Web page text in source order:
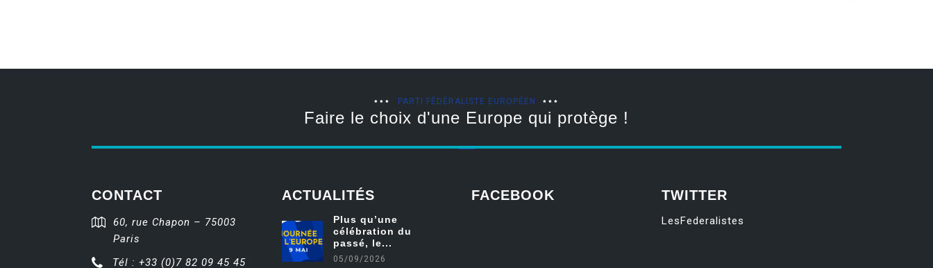
PARTI FÉDÉRALISTE EUROPÉEN
Faire le choix d'une Europe qui protège !
CONTACT
60, rue Chapon – 75003
Paris
Tél : +33 (0)7 82 09 45 45
ACTUALITÉS
Plus qu’une
célébration du
passé, le...
05/09/2026
FACEBOOK TWITTER
LesFederalistes